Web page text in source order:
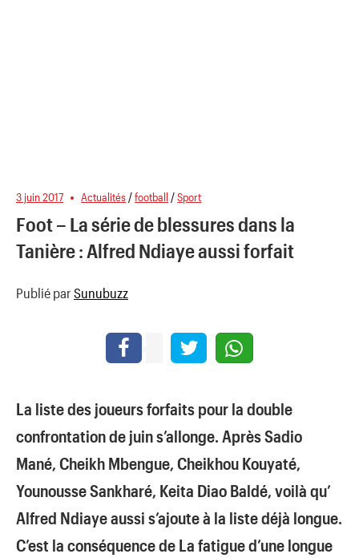
3 juin 2017 Actualités /football /Sport
Foot – La série de blessures dans la
Tanière : Alfred Ndiaye aussi forfait
Publié par Sunubuzz
La liste des joueurs forfaits pour la double
confrontation de juin s’allonge. Après Sadio
Mané, Cheikh Mbengue, Cheikhou Kouyaté,
Younousse Sankharé, Keita Diao Baldé, voilà qu’
Alfred Ndiaye aussi s’ajoute à la liste déjà longue.
C’est la conséquence de La fatigue d’une longue